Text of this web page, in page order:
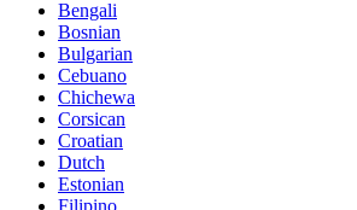
Bengali
Bosnian
Bulgarian
Cebuano
Chichewa
Corsican
Croatian
Dutch
Estonian
Filipino